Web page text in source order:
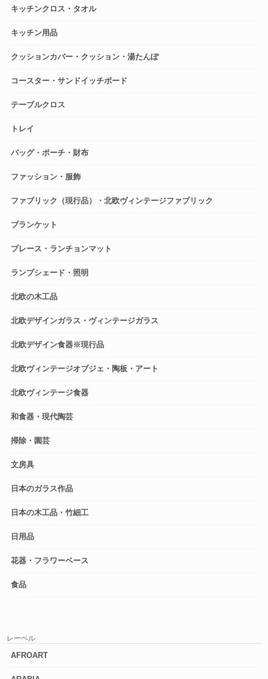
キッチンクロス・タオル
キッチン用品
クッションカバー・クッション・湯たんぽ
コースター・サンドイッチボード
テーブルクロス
トレイ
バッグ・ポーチ・財布
ファッション・服飾
ファブリック（現行品）・北欧ヴィンテージファブリック
ブランケット
プレース・ランチョンマット
ランプシェード・照明
北欧の木工品
北欧デザインガラス・ヴィンテージガラス
北欧デザイン食器※現行品
北欧ヴィンテージオブジェ・陶板・アート
北欧ヴィンテージ食器
和食器・現代陶芸
掃除・園芸
文房具
日本のガラス作品
日本の木工品・竹細工
日用品
花器・フラワーベース
食品
レーベル
AFROART